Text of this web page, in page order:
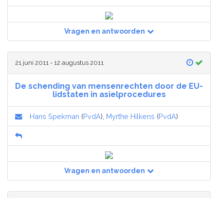
Vragen en antwoorden
21 juni 2011 - 12 augustus 2011
De schending van mensenrechten door de EU-
lidstaten in asielprocedures
Hans Spekman (PvdA), Myrthe Hilkens (PvdA)
Vragen en antwoorden